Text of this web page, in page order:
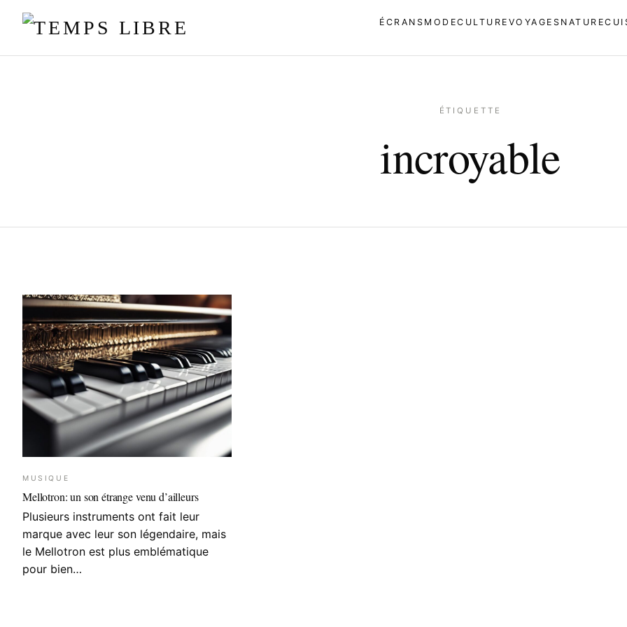
ÉCRANS MODECULTURE VOYAGES NATURE
ÉTIQUETTE
incroyable
MUSIQUE
Mellotron: un son étrange venu d’ailleurs
Plusieurs instruments ont fait leur
marque avec leur son légendaire, mais
le Mellotron est plus emblématique
pour bien…